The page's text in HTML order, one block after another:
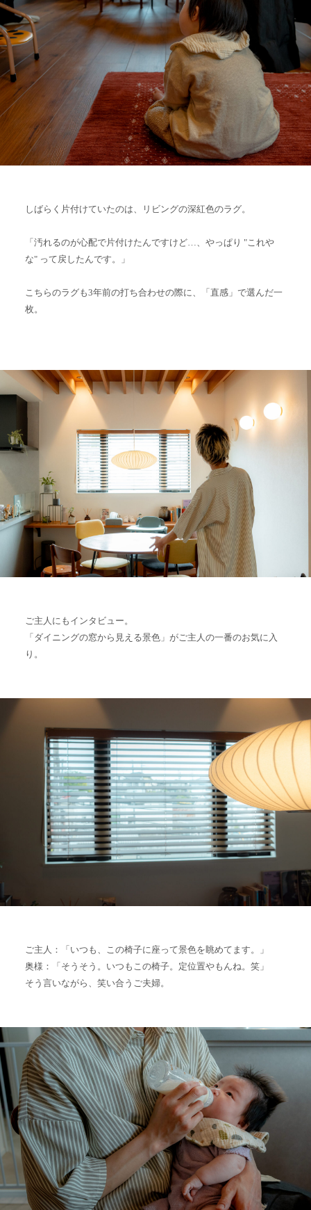
しばらく片付けていたのは、リビングの深紅色のラグ。
「汚れるのが心配で片付けたんですけど…、やっぱり "これや
な" って戻したんです。」
こちらのラグも3年前の打ち合わせの際に、「直感」で選んだ一
枚。
ご主人にもインタビュー。
「ダイニングの窓から見える景色」がご主人の一番のお気に入
り。
ご主人：「いつも、この椅子に座って景色を眺めてます。」
奥様：「そうそう。いつもこの椅子。定位置やもんね。笑」
そう言いながら、笑い合うご夫婦。